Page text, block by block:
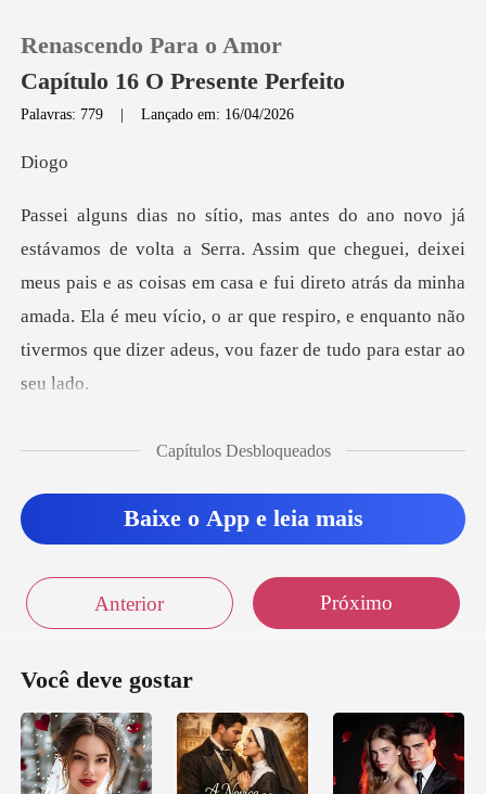
Loja
Histórico
Sair
Renascendo Para o Amor
Capítulo 16 O Presente Perfeito
Palavras: 779 |Lançado em: 16/04/2026
i
uei, deixei
meus pais e as coisas em casa e fui direto atrás da minha
amada. Ela é meu vício, o
Capítulos Desbloqueados
Baixe o App e leia mais
Anterior Próximo
Você deve gostar